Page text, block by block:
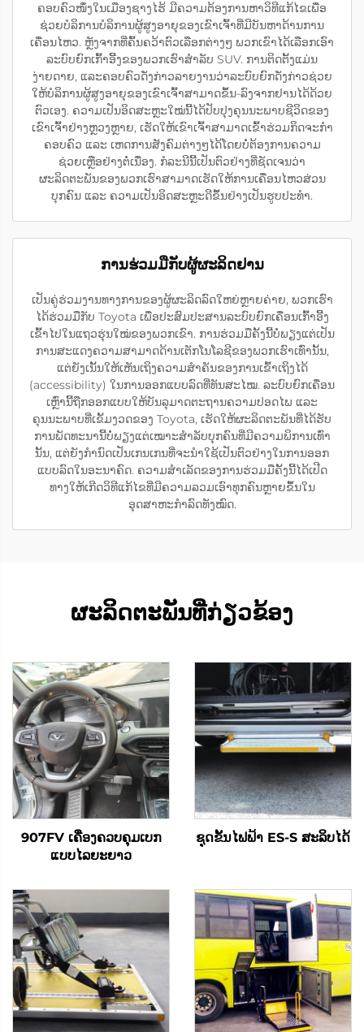
ຄອບຄົວໜຶ່ງໃນເມືອງຊາງໄຮ້ ມີຄວາມຕ້ອງການຫາວິທີແກ້ໄຂເພື່ອ
ຊ່ວຍບໍລິການບໍລິການຜູ້ສູງອາຍຸຂອງເຂົາເຈົ້າທີ່ມີບັນຫາດ້ານການ
ເຄື່ອນໄຫວ. ຫຼັງຈາກທີ່ຄົ້ນຄວ້າຕົວເລືອກຕ່າງໆ ພວກເຂົາໄດ້ເລືອກເອົາ
ລະບົບຍົກເກົ້າອີ້ງຂອງພວກເຮົາສຳລັບ SUV. ການຕິດຕັ້ງແມ່ນ
ງ່າຍດາຍ, ແລະຄອບຄົວດັ່ງກ່າວລາຍງານວ່າລະບົບຍົກດັ່ງກ່າວຊ່ວຍ
ໃຫ້ບໍລິການຜູ້ສູງອາຍຸຂອງເຂົາເຈົ້າສາມາດຂຶ້ນ-ລົງຈາກຢານໄດ້ດ້ວຍ
ຕົວເອງ. ຄວາມເປັນອິດສະຫຼະໃໝ່ນີ້ໄດ້ປັບປຸງຄຸນນະພາບຊີວິດຂອງ
ເຂົາເຈົ້າຢ່າງຫຼວງຫຼາຍ, ເຮັດໃຫ້ເຂົາເຈົ້າສາມາດເຂົ້າຮ່ວມກິດຈະກຳ
ຄອບຄົວ ແລະ ເຫດການສັງຄົມຕ່າງໆໄດ້ໂດຍບໍ່ຕ້ອງການຄວາມ
ຊ່ວຍເຫຼືອຢ່າງຕໍ່ເນື່ອງ. ກໍລະນີນີ້ເປັນຕົວຢ່າງທີ່ຊັດເຈນວ່າ
ຜະລິດຕະພັນຂອງພວກເຮົາສາມາດເຮັດໃຫ້ການເຄື່ອນໄຫວສ່ວນ
ບຸກຄົນ ແລະ ຄວາມເປັນອິດສະຫຼະດີຂຶ້ນຢ່າງເປັນຮູບປະທຳ.
ການຮ່ວມມືກັບຜູ້ຜະລິດຢານ
ເປັນຄູ່ຮ່ວມງານທາງການຂອງຜູ້ຜະລິດລົດໃຫຍ່ຫຼາຍຄ່າຍ, ພວກເຮົາ
ໄດ້ຮ່ວມມືກັບ Toyota ເພື່ອປະສົມປະສານລະບົບຍົກເຄື່ອນເກົ້າອີ້ງ
ເຂົ້າໄປໃນແຖວຮຸ່ນໃໝ່ຂອງພວກເຂົາ. ການຮ່ວມມືຄັ້ງນີ້ບໍ່ພຽງແຕ່ເປັນ
ການສະແດງຄວາມສາມາດດ້ານເຕັກໂນໂລຊີຂອງພວກເຮົາເທົ່ານັ້ນ,
ແຕ່ຍັງເນັ້ນໃຫ້ເຫັນເຖິງຄວາມສຳຄັນຂອງການເຂົ້າເຖິງໄດ້
(accessibility) ໃນການອອກແບບລົດທີ່ທັນສະໄໝ. ລະບົບຍົກເຄື່ອນ
ເຫຼົ່ານີ້ຖືກອອກແບບໃຫ້ບັນລຸມາດຕະຖານຄວາມປອດໄພ ແລະ
ຄຸນນະພາບທີ່ເຂັ້ມງວດຂອງ Toyota, ເຮັດໃຫ້ຜະລິດຕະພັນທີ່ໄດ້ຮັບ
ການພັດທະນານີ້ບໍ່ພຽງແຕ່ເໝາະສຳລັບບຸກຄົນທີ່ມີຄວາມພິການເທົ່າ
ນັ້ນ, ແຕ່ຍັງກຳນົດເປັນເກນເກນທີ່ຈະນຳໃຊ້ເປັນຕົວຢ່າງໃນການອອກ
ແບບລົດໃນອະນາຄົດ. ຄວາມສຳເລັດຂອງການຮ່ວມມືຄັ້ງນີ້ໄດ້ເປີດ
ທາງໃຫ້ເກີດວິທີແກ້ໄຂທີ່ມີຄວາມລວມເອົາທຸກຄົນຫຼາຍຂຶ້ນໃນ
ອຸດສາຫະກຳລົດທັງໝົດ.
ຜະລິດຕະພັນທີ່ກ່ຽວຂ້ອງ
907FV ເຄື່ອງຄວບຄຸມເບກ
ແບບໄລຍະຍາວ
ຊຸດຂັ້ນໄຟຟ້າ ES-S ສະລິບໄດ້